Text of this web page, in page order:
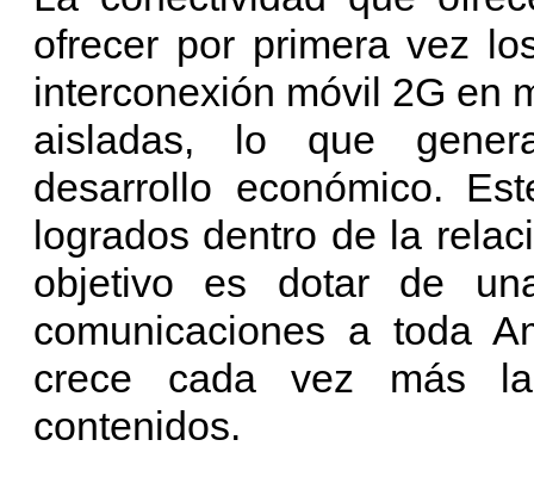
ofrecer por primera vez
interconexión móvil 2G en
aisladas, lo que
desarrollo económico.
logrados dentro de la
objetivo es dotar de
comunicaciones a toda
crece cada vez más
contenidos.